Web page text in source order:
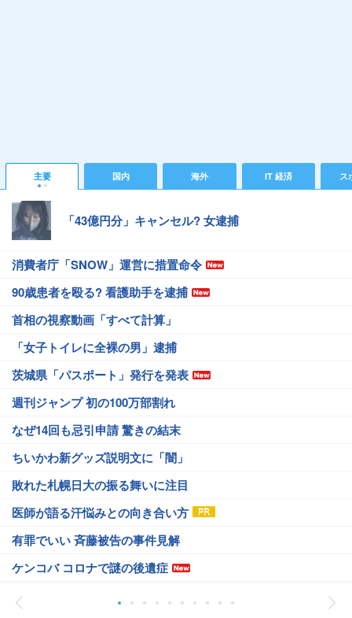
主要 国内 海外 IT 経済 ス
「43億円分」キャンセル? 女逮捕
消費者庁「SNOW」運営に措置命令
90歳患者を殴る? 看護助手を逮捕
首相の視察動画「すべて計算」
「女子トイレに全裸の男」逮捕
茨城県「パスポート」発行を発表
週刊ジャンプ 初の100万部割れ
なぜ14回も忌引申請 驚きの結末
ちいかわ新グッズ説明文に「闇」
敗れた札幌日大の振る舞いに注目
医師が語る汗悩みとの向き合い方
有罪でいい 斉藤被告の事件見解
ケンコバ コロナで謎の後遺症